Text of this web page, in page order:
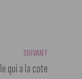
SUIVANT
qui a la cote